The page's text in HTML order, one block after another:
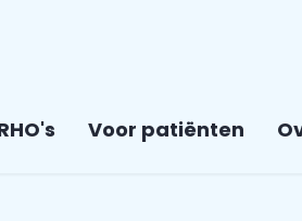
Voor patiënten